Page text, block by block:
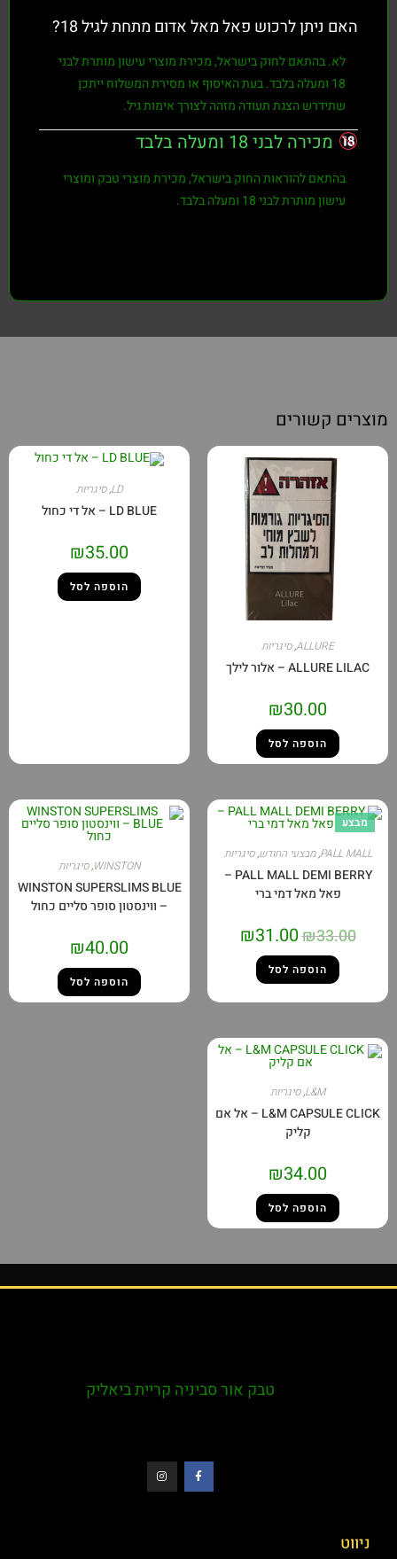
האם ניתן לרכוש פאל מאל אדום מתחת לגיל 18?
לא. בהתאם לחוק בישראל, מכירת מוצרי עישון מותרת לבני
18 ומעלה בלבד
. בעת האיסוף או מסירת המשלוח ייתכן
שתידרש הצגת תעודה מזהה לצורך אימות גיל.
מכירה לבני 18 ומעלה בלבד
בהתאם להוראות החוק בישראל, מכירת מוצרי טבק ומוצרי
עישון מותרת לבני18 ומעלה בלבד .
קשורים
ALLURE
,סיגריות
ALLURE LILAC – אלור לילך
₪30.00
הוספה לסל
LD
,סיגריות
LD BLUE – אל די כחול
₪35.00
הוספה לסל
מבצע
PALL MALL
,מבצעי החודש,סיגריות
PALL MALL DEMI BERRY –
פאל מאל דמי ברי
₪33.00
₪31.00
הוספה לסל
WINSTON
,סיגריות
WINSTON SUPERSLIMS BLUE
– ווינסטון סופר סליים כחול
₪40.00
הוספה לסל
L&M
,סיגריות
L&M CAPSULE CLICK – אל אם
קליק
₪34.00
הוספה לסל
טבק אור סביניה קריית ביאליק
ניווט